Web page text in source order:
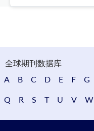
全球期刊数据库
A
B C D E F G
Q R S T U V W